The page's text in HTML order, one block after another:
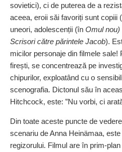
sovietici), ci de puterea de a
aceea, eroii săi favoriți sunt copiii
uneori, adolescenții (în Omul nou)
Scrisori către părintele Jacob).
micilor personaje din filmele sale!
firești, se concentrează pe
chipurilor, exploatând cu o
scenografia. Dictonul său în
Hitchcock, este: ”Nu vorbi, ci
Din toate aceste puncte de
scenariu de Anna Heinämaa,
regizorului. Filmul are în